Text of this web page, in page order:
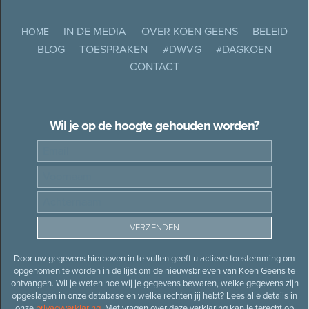
HOME IN DE MEDIA OVER KOEN GEENS
BELEID
BLOG
TOESPRAKEN #DWVG
#DAGKOEN
CONTACT
Wil je op de hoogte gehouden worden?
Door uw gegevens hierboven in te vullen geeft u actieve toestemming om
opgenomen te worden in de lijst om de nieuwsbrieven van Koen Geens te
ontvangen. Wil je weten hoe wij je gegevens bewaren, welke gegevens zijn
opgeslagen in onze database en welke rechten jij hebt? Lees alle details in